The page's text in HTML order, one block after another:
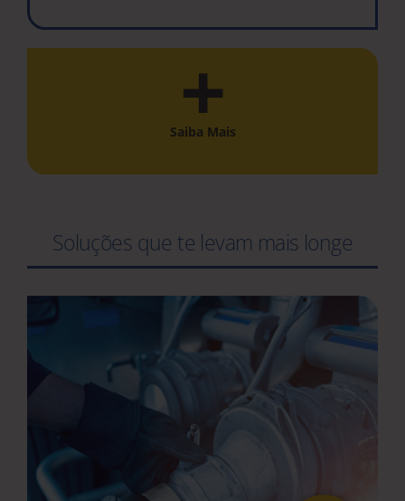
+
Saiba Mais
Soluções que te levam mais longe